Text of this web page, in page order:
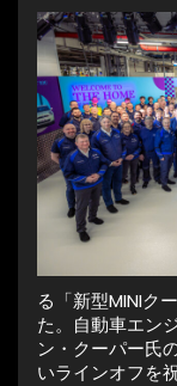
る「新型MINIク
た。自動車エン
ン・クーパー氏
いラインオフを